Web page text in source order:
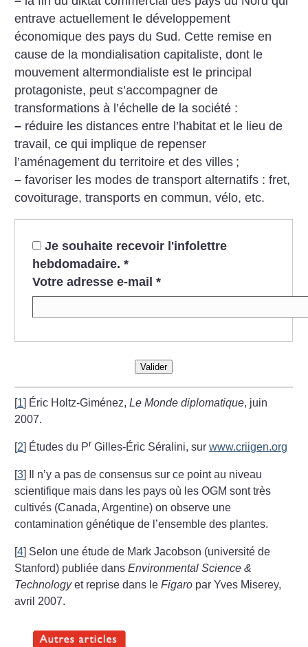
entrave actuellement le développement
économique des pays du Sud. Cette remise en
cause de la mondialisation capitaliste, dont le
mouvement altermondialiste est le principal
protagoniste, peut s’accompagner de
transformations à l’échelle de la société :
– réduire les distances entre l’habitat et le lieu de
travail, ce qui implique de repenser
l’aménagement du territoire et des villes ;
– favoriser les modes de transport alternatifs : fret,
covoiturage, transports en commun, vélo, etc.
Je souhaite recevoir l'infolettre
hebdomadaire. *
Votre adresse e-mail *
Valider
[1] Éric Holtz-Giménez,Le Monde diplomatique, juin
2007.
[2] Études du Pr Gilles-Éric Séralini, surwww.criigen.org
[3]
Il n’y a pas de consensus sur ce point au niveau
scientifique mais dans les pays où les OGM sont très
cultivés (Canada, Argentine) on observe une
contamination génétique de l’ensemble des plantes.
[4] Selon une étude de Mark Jacobson (université de
Stanford) publiée dansEnvironmental Science &
Technologyet reprise dans leFigaro par Yves Miserey,
avril 2007.